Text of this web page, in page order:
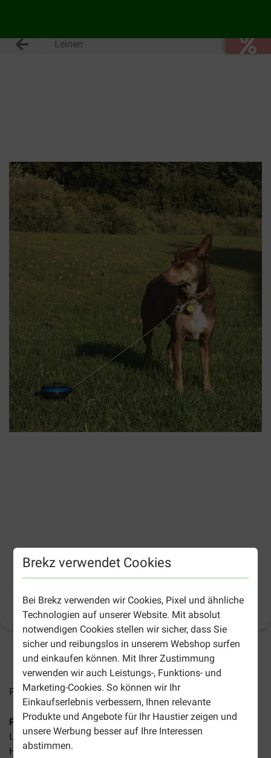
Brekz verwendet Cookies
Bei Brekz verwenden wir Cookies, Pixel und ähnliche
Technologien auf unserer Website. Mit absolut
notwendigen Cookies stellen wir sicher, dass Sie
sicher und reibungslos in unserem Webshop surfen
und einkaufen können. Mit Ihrer Zustimmung
verwenden wir auch Leistungs-, Funktions- und
Marketing-Cookies. So können wir Ihr
Einkaufserlebnis verbessern, Ihnen relevante
Produkte und Angebote für Ihr Haustier zeigen und
unsere Werbung besser auf Ihre Interessen
abstimmen.
Leinen
Petstages Einziehbare Roll-Leine für den
Hund
Produktinformation
2-4 Arbeitstage, sofern nicht anders angegeben
Preise inkl. MwSt zzgl.Versandkosten
Petstages Einziehbare Roll-Leine für den Hundist eine
Leine, die Sie am Boden befestigen können, damit sich Ihr
Hund in einem großen Radius bewegen kann. Erhältlich in